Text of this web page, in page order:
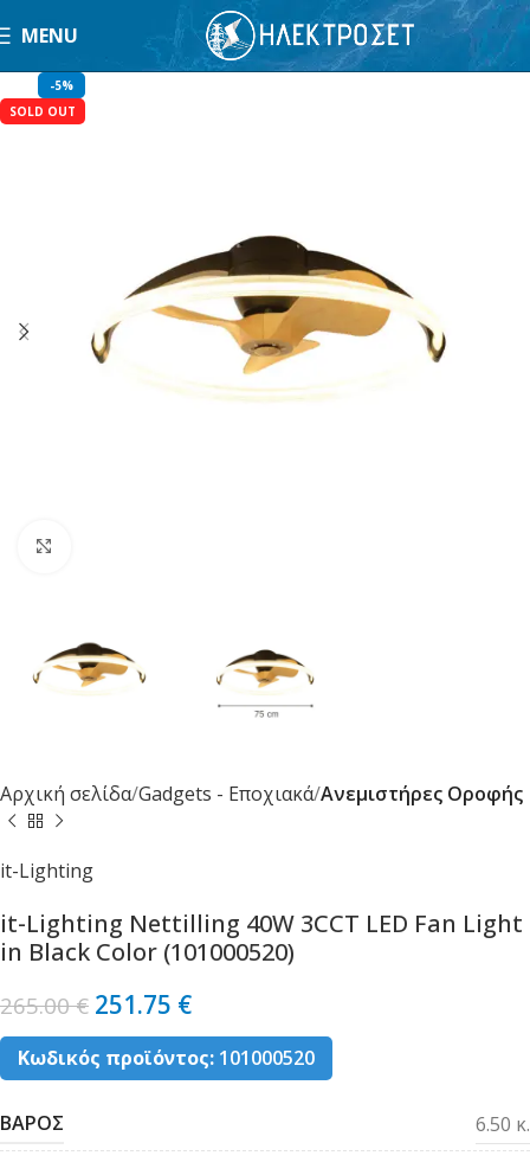
MENU
-5%
SOLD OUT
Αρχική σελίδα Gadgets - Εποχιακά Ανεμιστήρες Οροφής
it-Lighting
it-Lighting Nettilling 40W 3CCT LED Fan Light
in Black Color (101000520)
265.00€ 251.75 €
Κωδικός προϊόντος: 101000520
ΒΑΡΟΣ 6.50 κ.